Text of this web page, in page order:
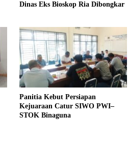
Dinas Eks Bioskop Ria Dibongkar
Panitia Kebut Persiapan
Kejuaraan Catur SIWO PWI–
STOK Binaguna